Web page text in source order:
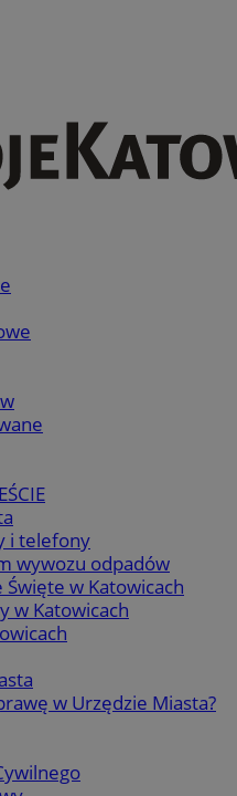
i telefony
wywozu odpadów
Święte w Katowicach
w Katowicach
w Urzędzie Miasta?